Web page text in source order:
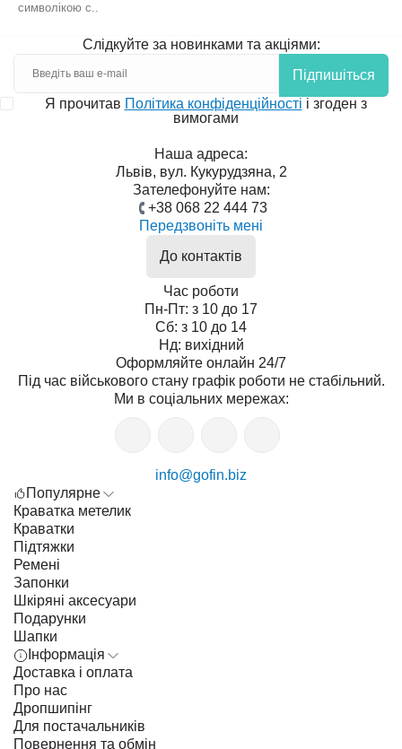
символікою с..
Слідкуйте за новинками та акціями:
Підпишіться
Я прочитав Політика конфіденційності і згоден з
вимогами
Наша адреса:
Львів, вул. Кукурудзяна, 2
Зателефонуйте нам:
+38 068 22 444 73
Передзвоніть мені
До контактів
Час роботи
Пн-Пт: з 10 до 17
Сб: з 10 до 14
Нд: вихідний
Оформляйте онлайн 24/7
Під час військового стану графік роботи не стабільний.
Ми в соціальних мережах:
info@gofin.biz
Популярне
Краватка метелик
Краватки
Підтяжки
Ремені
Запонки
Шкіряні аксесуари
Подарунки
Шапки
Інформація
Доставка і оплата
Про нас
Дропшипінг
Для постачальників
Повернення та обмін